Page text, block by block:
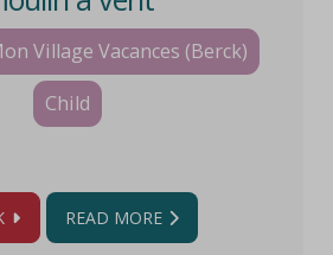
Village Vacances (Berck)
Child
READ MORE